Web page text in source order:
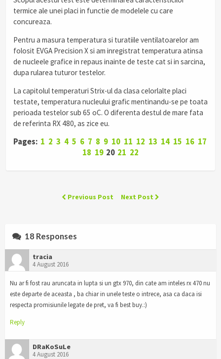
termice ale unei placi in functie de modelele cu care
concureaza.
Pentru a masura temperatura si turatiile ventilatoarelor am
folosit EVGA Precision X si am inregistrat temperatura atinsa
de nucleele grafice in repaus inainte de teste cat si in sarcina,
dupa rularea tuturor testelor.
La capitolul temperaturi Strix-ul da clasa celorlalte placi
testate, temperatura nucleului grafic mentinandu-se pe toata
perioada testelor sub 65 oC. O diferenta destul de mare fata
de referinta RX 480, as zice eu.
Pages: 1 2 3 4 5 6 7 8 9 10 11 12 13 14 15 16 17
18 19 20 21 22
Previous Post Next Post
18 Responses
tracia
4 August 2016
Nu ar fi fost rau aruncata in lupta si un gtx 970, din cate am inteles rx 470 nu
este departe de aceasta , ba chiar in unele teste o intrece, asa ca daca isi
respecta promisiunile legate de pret, va fi best buy.:)
Reply
DRaKoSuLe
4 August 2016